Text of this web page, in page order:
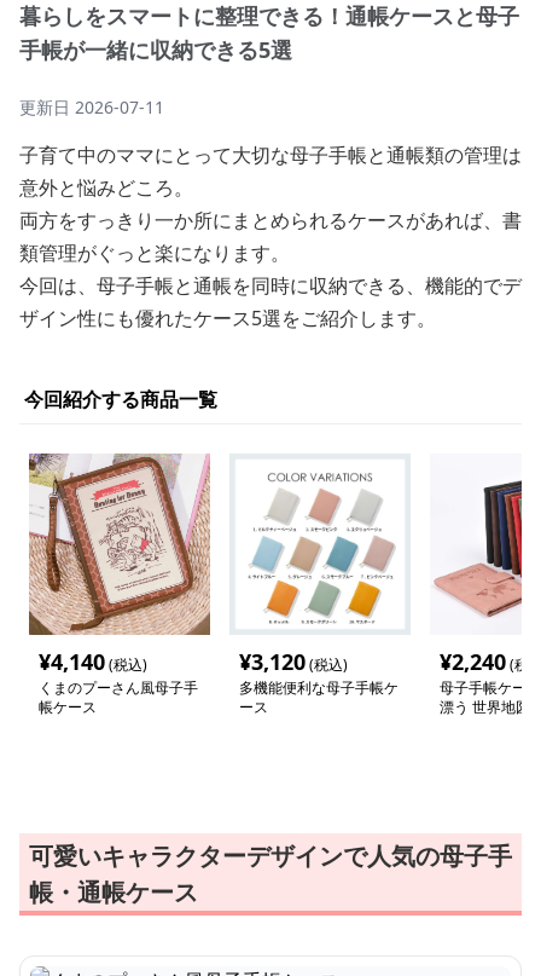
暮らしをスマートに整理できる！通帳ケースと母子
手帳が一緒に収納できる5選
更新日 2026-07-11
子育て中のママにとって大切な母子手帳と通帳類の管理は
意外と悩みどころ。
両方をすっきり一か所にまとめられるケースがあれば、書
類管理がぐっと楽になります。
今回は、母子手帳と通帳を同時に収納できる、機能的でデ
ザイン性にも優れたケース5選をご紹介します。
今回紹介する商品一覧
¥4,140(税込)
くまのプーさん風母子手
帳ケース
¥3,120(税込)
多機能便利な母子手帳ケ
ース
¥2,240(税
母子手帳ケー
漂う 世界地図
可愛いキャラクターデザインで人気の母子手
帳・通帳ケース